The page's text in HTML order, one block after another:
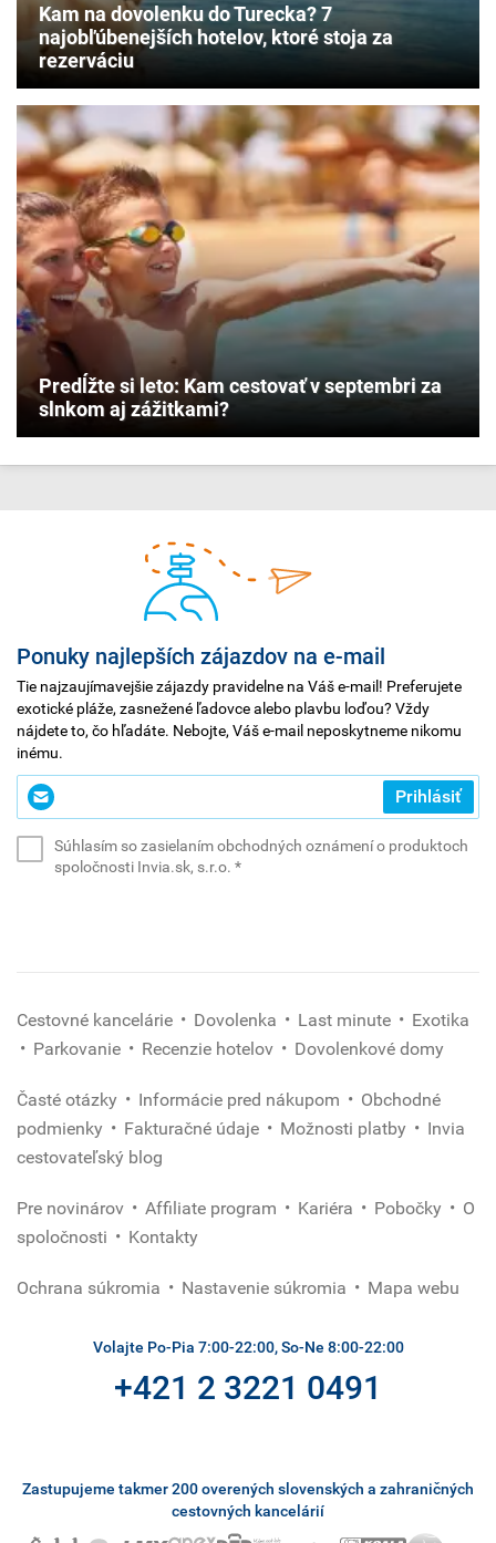
Kam na dovolenku do Turecka? 7
najobľúbenejších hotelov, ktoré stoja za
rezerváciu
Predĺžte si leto: Kam cestovať v septembri za
slnkom aj zážitkami?
Ponuky najlepších zájazdov na e-mail
Tie najzaujímavejšie zájazdy pravidelne na Váš e-mail! Preferujete
exotické pláže, zasnežené ľadovce alebo plavbu loďou? Vždy
nájdete to, čo hľadáte. Nebojte, Váš e-mail neposkytneme nikomu
inému.
Zadajte
svoj
Prihlásiť
Súhlasím so zasielaním obchodných oznámení o produktoch
spoločnosti Invia.sk, s.r.o. *(povinné)
Cestovné kancelárie Dovolenka Last minute
Exotika
Parkovanie
Recenzie hotelov Dovolenkové domy
Časté otázky Informácie pred nákupom
Obchodné
podmienky
Fakturačné údaje Možnosti platby
Invia
cestovateľský blog
Pre novinárov Affiliate program Kariéra Pobočky
O
spoločnosti
Kontakty
Ochrana súkromia Nastavenie súkromia Mapa webu
Volajte Po-Pia 7:00-22:00, So-Ne 8:00-22:00
+421 2 3221 0491
Zastupujeme takmer 200 overených slovenských a zahraničných
cestovných kancelárií